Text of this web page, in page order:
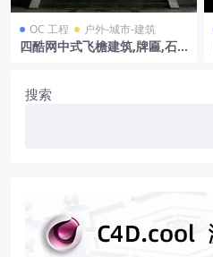
OC 工程 户外-城市-建筑
四酷网中式飞檐建筑,牌匾,石
搜索